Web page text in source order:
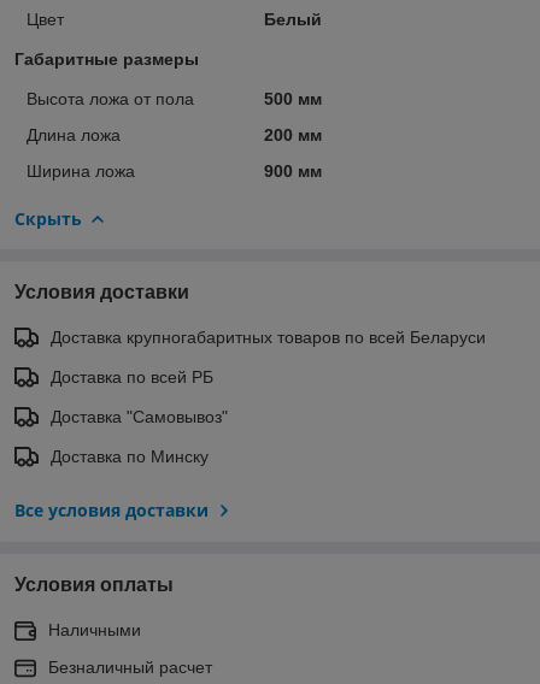
Цвет
Белый
Габаритные размеры
Высота ложа от пола
500 мм
Длина ложа
200 мм
Ширина ложа
900 мм
Скрыть
Условия доставки
Доставка крупногабаритных товаров по всей Беларуси
Доставка по всей РБ
Доставка "Самовывоз"
Доставка по Минску
Все условия доставки
Условия оплаты
Наличными
Безналичный расчет